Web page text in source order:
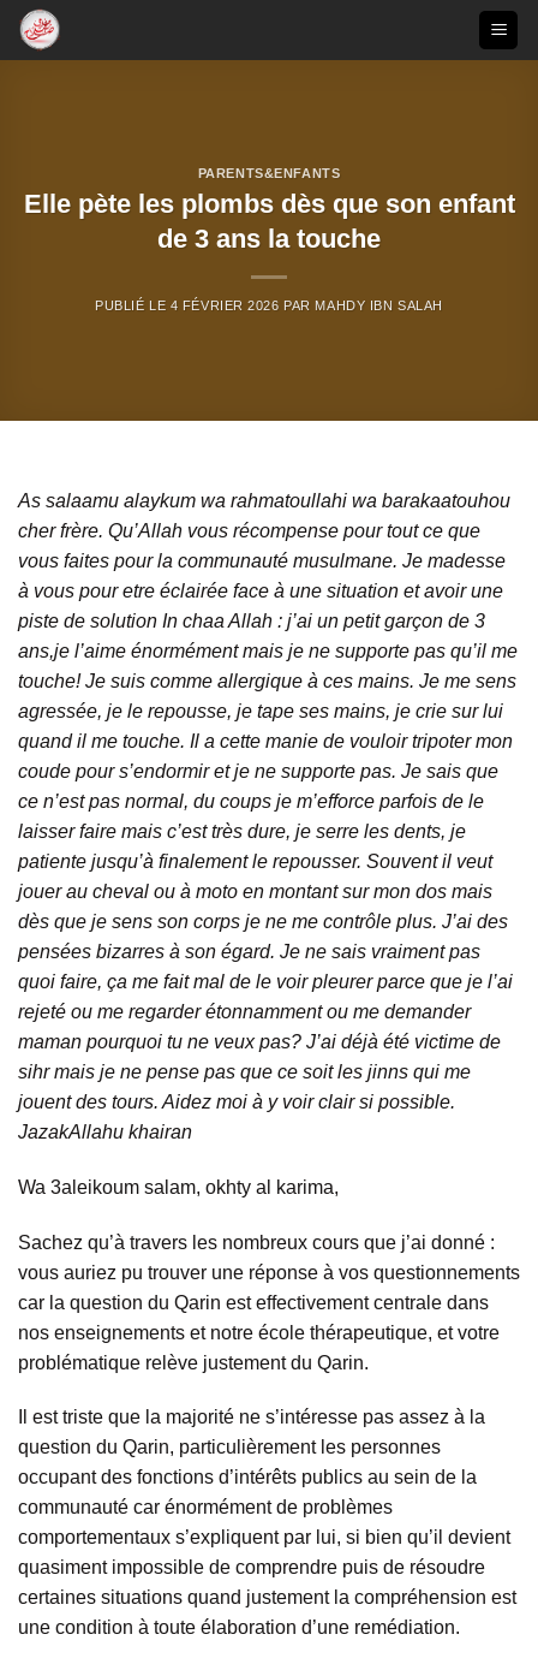
Passer
PARENTS&ENFANTS
Elle pète les plombs dès que son enfant
de 3 ans la touche
PUBLIÉ LE 4 FÉVRIER 2026 PAR MAHDY IBN SALAH
As salaamu alaykum wa rahmatoullahi wa barakaatouhou
cher frère. Qu’Allah vous récompense pour tout ce que
vous faites pour la communauté musulmane. Je madesse
à vous pour etre éclairée face à une situation et avoir une
piste de solution In chaa Allah : j’ai un petit garçon de 3
ans,je l’aime énormément mais je ne supporte pas qu’il me
touche! Je suis comme allergique à ces mains. Je me sens
agressée, je le repousse, je tape ses mains, je crie sur lui
quand il me touche. Il a cette manie de vouloir tripoter mon
coude pour s’endormir et je ne supporte pas. Je sais que
ce n’est pas normal, du coups je m’efforce parfois de le
laisser faire mais c’est très dure, je serre les dents, je
patiente jusqu’à finalement le repousser. Souvent il veut
jouer au cheval ou à moto en montant sur mon dos mais
dès que je sens son corps je ne me contrôle plus. J’ai des
pensées bizarres à son égard. Je ne sais vraiment pas
quoi faire, ça me fait mal de le voir pleurer parce que je l’ai
rejeté ou me regarder étonnamment ou me demander
maman pourquoi tu ne veux pas? J’ai déjà été victime de
sihr mais je ne pense pas que ce soit les jinns qui me
jouent des tours. Aidez moi à y voir clair si possible.
JazakAllahu khairan
Wa 3aleikoum salam, okhty al karima,
Sachez qu’à travers les nombreux cours que j’ai donné :
vous auriez pu trouver une réponse à vos questionnements
car la question du Qarin est effectivement centrale dans
nos enseignements et notre école thérapeutique, et votre
problématique relève justement du Qarin.
Il est triste que la majorité ne s’intéresse pas assez à la
question du Qarin, particulièrement les personnes
occupant des fonctions d’intérêts publics au sein de la
communauté car énormément de problèmes
comportementaux s’expliquent par lui, si bien qu’il devient
quasiment impossible de comprendre puis de résoudre
certaines situations quand justement la compréhension est
une condition à toute élaboration d’une remédiation.